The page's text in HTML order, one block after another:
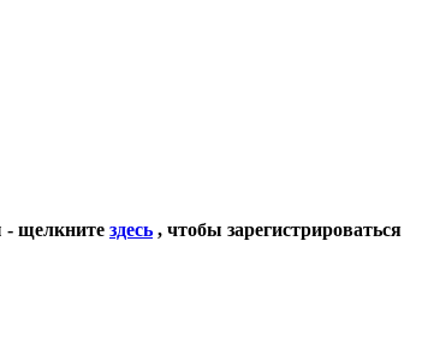
- щелкните здесь , чтобы зарегистрироваться